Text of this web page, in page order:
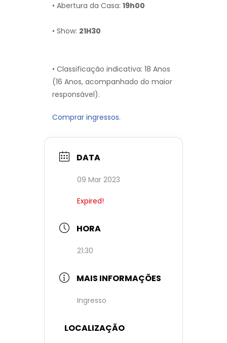
• Abertura da Casa: 19h00
• Show: 21H30
• Classificação indicativa: 18 Anos
(16 Anos, acompanhado do maior
responsável).
Comprar ingressos.
DATA
09 Mar 2023
Expired!
HORA
21:30
MAIS INFORMAÇÕES
Ingresso
LOCALIZAÇÃO